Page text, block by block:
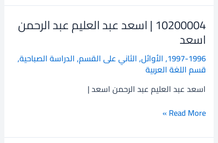
10200004 | اسعد عبد العليم عبد الرحمن
اسعد
1997-1996
, الأوائل, الثاني على القسم, الدراسة الصباحية,
قسم اللغة العربية
اسعد عبد العليم عبد الرحمن اسعد |
10200004
|
اسعد
عبد
العليم
الرحمن
Read More »